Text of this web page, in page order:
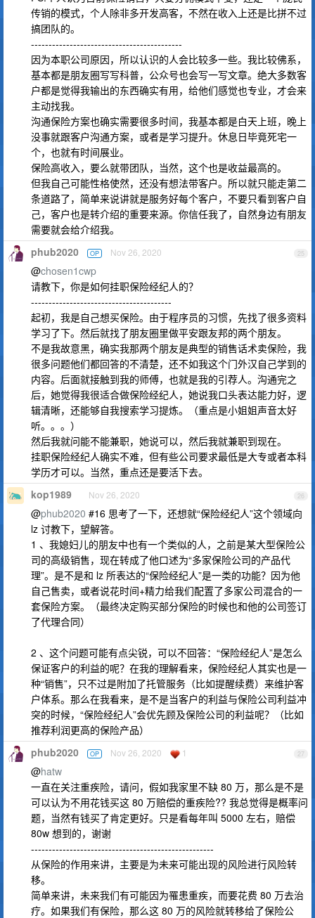
传销的模式，个人除非多开发高客，不然在收入上还是比拼不过
搞团队的。
-------------------------------------------
因为本职公司原因，所以认识的人会比较多一些。我比较佛系，
基本都是朋友圈写写科普，公众号也会写一写文章。绝大多数客
户都是觉得我输出的东西确实有用，给他们感觉也专业，才会来
主动找我。
沟通保险方案也确实需要很多时间，我基本都是白天上班，晚上
没事就跟客户沟通方案，或者是学习提升。休息日毕竟死宅一
个，也就有时间展业。
保险高收入，要么就带团队，当然，这个也是收益最高的。
但我自己可能性格使然，还没有想法带客户。所以就只能走第二
条道路了，简单来说讲就是服务好每个客户，不要只看到客户自
己，客户也是转介绍的重要来源。你信任我了，自然身边有朋友
需要就会给介绍我。
25
phub2020 OP Nov 26, 2020
@chosen1cwp
请教下，你是如何挂职保险经纪人的？
----------------------------------------
起初，我是自己想买保险。由于程序员的习惯，先找了很多资料
学习了下。然后就找了朋友圈里做平安跟友邦的两个朋友。
不是我故意黑，确实我那两个朋友是典型的销售话术卖保险，我
很多问题他们都回答的不清楚，还不如我这个门外汉自己学到的
内容。后面就接触到我的师傅，也就是我的引荐人。沟通完之
后，她觉得我很适合做保险经纪人，她说我口头表达能力好，逻
辑清晰，还能够自我搜索学习提炼。（重点是小姐姐声音太好
听。。。）
然后我就问能不能兼职，她说可以，然后我就兼职到现在。
挂职保险经纪人确实不难，但有些公司要求最低是大专或者本科
学历才可以。当然，重点还是要活下去。
26
kop1989 Nov 26, 2020
@phub2020 #16 思考了一下，还想就“保险经纪人”这个领域向
lz 讨教下，望解答。
1 、我媳妇儿的朋友中也有一个类似的人，之前是某大型保险公
司的高级销售，现在转成了他口述为“多家保险公司的产品代
理”。是不是和 lz 所表达的“保险经纪人”是一类的功能？因为他
自己售卖，或者说花时间+精力给我们配置了多家公司混合的一
套保险方案。（最终决定购买部分保险的时候也和他的公司签订
了代理合同）
2 、这个问题可能有点尖锐，可以不回答：“保险经纪人”是怎么
保证客户的利益的呢？在我的理解看来，保险经纪人其实也是一
种“销售”，只不过是附加了托管服务（比如提醒续费）来维护客
户体系。那么在我看来，是不是当客户的利益与保险公司利益冲
突的时候，“保险经纪人”会优先顾及保险公司的利益呢？（比如
推荐利润更高的保险产品）
27
phub2020 OP Nov 26, 2020 1
@hatw
一直在关注重疾险，请问，假如我家里不缺 80 万，那么是不是
可以认为不用花钱买这 80 万赔偿的重疾险?? 我总觉得是概率问
题，当然有钱买了肯定更好。只是看每年叫 5000 左右，赔偿
80w 想到的，谢谢
----------------------------------------------------
从保险的作用来讲，主要是为未来可能出现的风险进行风险转
移。
简单来讲，未来我们有可能因为罹患重疾，而要花费 80 万去治
疗。如果我们有保险，那么这 80 万的风险就转移给了保险公